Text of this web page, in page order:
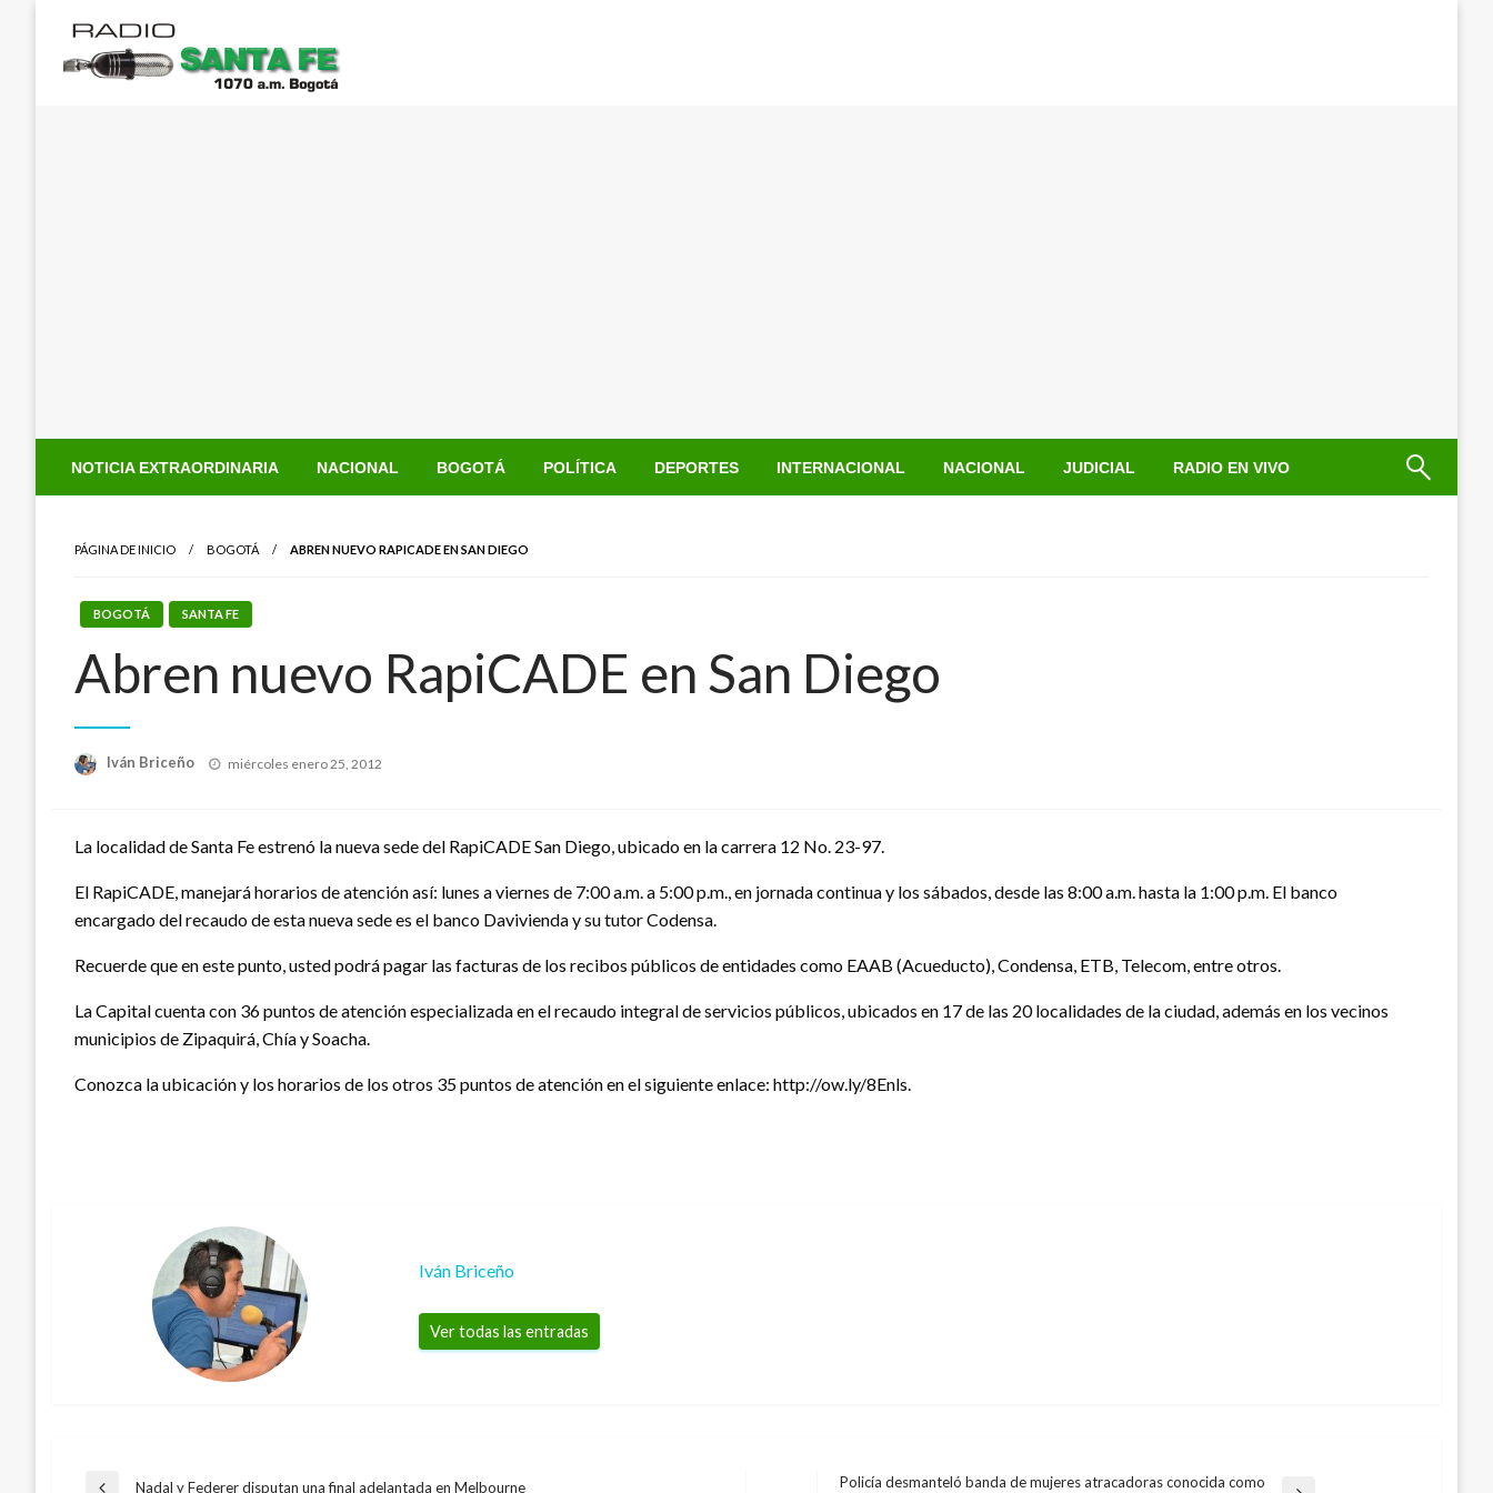
contenido
NOTICIA EXTRAORDINARIA NACIONAL BOGOTÁ POLÍTICA DEPORTES INTERNACIONAL NACIONAL JUDICIAL RADIO EN VIVO
PÁGINA DE INICIO BOGOTÁ ABREN NUEVO RAPICADE EN SAN DIEGO
BOGOTÁ SANTA FE
Abren nuevo RapiCADE en San Diego
Iván Briceño
Publicado
miércoles enero 25, 2012
La localidad de Santa Fe estrenó la nueva sede del RapiCADE San Diego, ubicado en la carrera 12 No. 23-97.
El RapiCADE, manejará horarios de atención así: lunes a viernes de 7:00 a.m. a 5:00 p.m., en jornada continua y los sábados, desde las 8:00 a.m. hasta la 1:00 p.m. El banco
encargado del recaudo de esta nueva sede es el banco Davivienda y su tutor Codensa.
Recuerde que en este punto, usted podrá pagar las facturas de los recibos públicos de entidades como EAAB (Acueducto), Condensa, ETB, Telecom, entre otros.
La Capital cuenta con 36 puntos de atención especializada en el recaudo integral de servicios públicos, ubicados en 17 de las 20 localidades de la ciudad, además en los vecinos
municipios de Zipaquirá, Chía y Soacha.
Conozca la ubicación y los horarios de los otros 35 puntos de atención en el siguiente enlace: http://ow.ly/8Enls.
Iván Briceño
Ver todas las entradas
Nadal y Federer disputan una final adelantada en Melbourne
Policía desmanteló banda de mujeres atracadoras conocida como